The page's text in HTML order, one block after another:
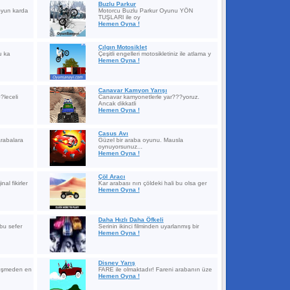
karda
Buzlu Parkur
Motorcu Buzlu Parkur Oyunu YÖN
TUŞLARI ile oy
Hemen Oyna !
ka
Çılgın Motosiklet
Çeşitli engelleri motosikletiniz ile atlama y
Hemen Oyna !
Canavar Kamyon Yarışı
Canavar kamyonetlerle yar???yoruz.
Ancak dikkatli
Hemen Oyna !
Casus Avı
Güzel bir araba oyunu. Mausla
oynuyorsunuz...
Hemen Oyna !
fikirler
Çöl Aracı
Kar arabası nın çöldeki hali bu olsa ger
Hemen Oyna !
sefer
Daha Hızlı Daha Öfkeli
Serinin ikinci filminden uyarlanmış bir
Hemen Oyna !
en
Disney Yarış
FARE ile olmaktadır! Fareni arabanın üze
Hemen Oyna !